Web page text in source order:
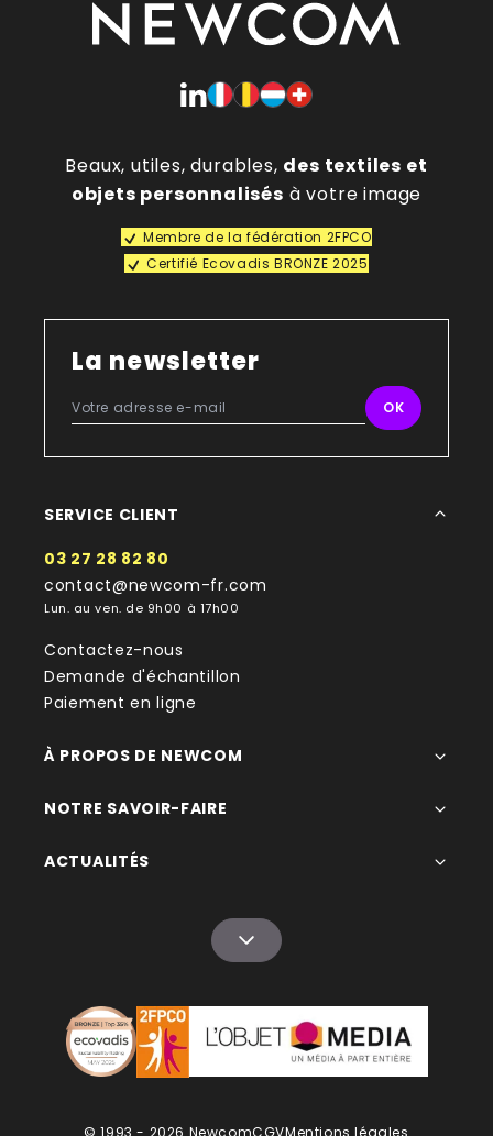
Beaux, utiles, durables, des textiles et
objets personnalisés à votre image
Membre de la fédération 2FPCO
Certifié Ecovadis BRONZE 2025
La newsletter
SERVICE CLIENT
03 27 28 82 80
contact@newcom-fr.com
Lun. au ven. de 9h00 à 17h00
Contactez-nous
Demande d'échantillon
Paiement en ligne
À PROPOS DE NEWCOM
NOTRE SAVOIR-FAIRE
ACTUALITÉS
© 1993 - 2026 NewcomCGVMentions légales